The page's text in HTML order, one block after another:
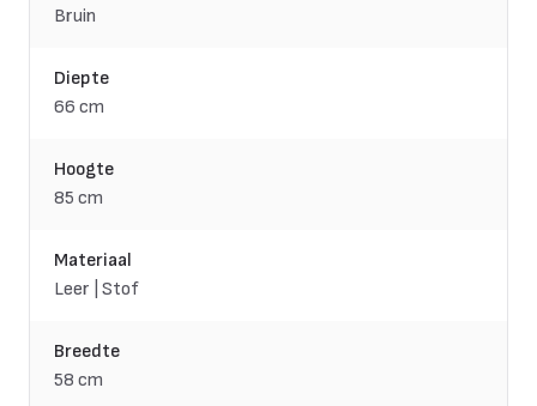
Bruin
Diepte
66 cm
Hoogte
85 cm
Materiaal
Leer | Stof
Breedte
58 cm